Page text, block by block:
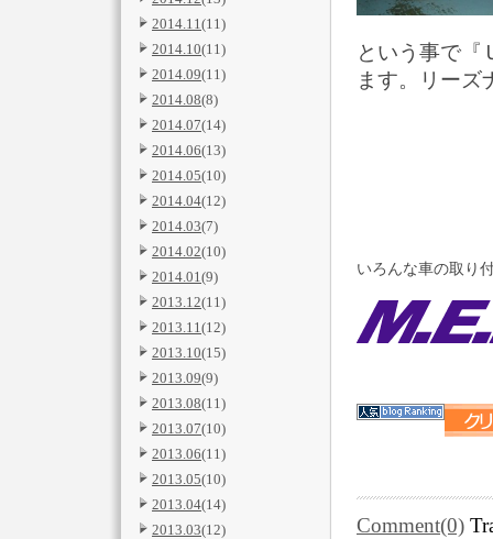
2014.11(11)
2014.10(11)
2014.09(11)
2014.08(8)
2014.07(14)
2014.06(13)
2014.05(10)
2014.04(12)
2014.03(7)
2014.02(10)
2014.01(9)
2013.12(11)
2013.11(12)
2013.10(15)
2013.09(9)
2013.08(11)
2013.07(10)
2013.06(11)
2013.05(10)
2013.04(14)
2013.03(12)
という事で『
ます。リーズ
いろんな車の取り
Comment(0)